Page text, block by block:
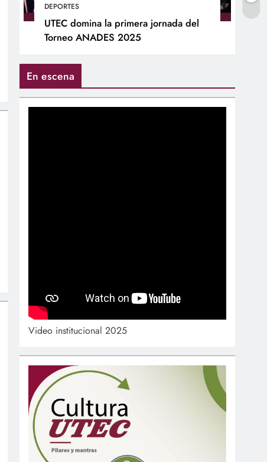
DEPORTES
UTEC domina la primera jornada del
Torneo ANADES 2025
En escena
Video institucional 2025